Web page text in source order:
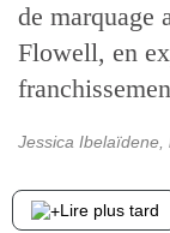
de marquage
Flowell, en
Jessica Ibelaïdene
Lire plus tard